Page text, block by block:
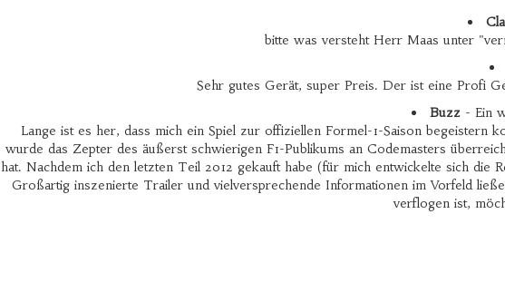
bitte was versteht Herr Maas unter
Sehr gutes Gerät, super Preis. Der ist eine Profi
Buzz- Ein
Lange ist es her, dass mich ein Spiel zur offiziellen Formel-1-Saison begeistern
wurde das Zepter des äußerst schwierigen F1-Publikums an Codemasters
hat. Nachdem ich den letzten Teil 2012 gekauft habe (für mich entwickelte sich
Großartig inszenierte Trailer und vielversprechende Informationen im Vorfeld
verflogen ist,